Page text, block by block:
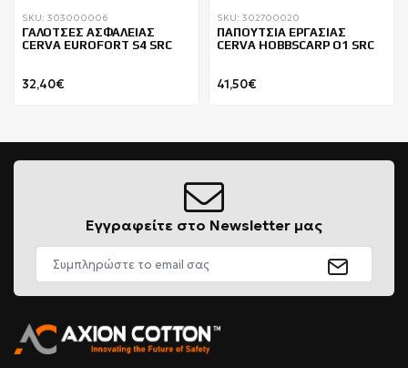
SKU: 303000006
ΓΑΛΟΤΣΕΣ ΑΣΦΑΛΕΙΑΣ
CERVA EUROFORT S4 SRC
32,40€
SKU: 302700020
ΠΑΠΟΥΤΣΙΑ ΕΡΓΑΣΙΑΣ
CERVA HOBBSCARP O1 SRC
41,50€
Εγγραφείτε στο Newsletter μας